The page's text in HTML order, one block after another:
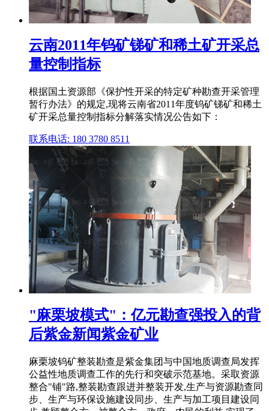
云南2011年钨矿锑矿和稀土矿开采总
量控制指标
根据国土资源部《保护性开采的特定矿种勘查开采管理
暂行办法》的规定,现将云南省2011年度钨矿锑矿和稀土
矿开采总量控制指标分解落实情况公告如下：
联系电话: 180 3780 8511
"麻栗坡模式"：亿元勘查强投入的背
后紫金新闻紫金矿业
麻栗坡钨矿整装勘查是紫金集团与中国地质调查局发挥
公益性地质调查工作的先行和突破示范基地。采取资源
整合"铺"路,整装勘查跟进并整装开发,生产与资源勘查同
步、生产与环保设施建设同步、生产与加工项目建设同